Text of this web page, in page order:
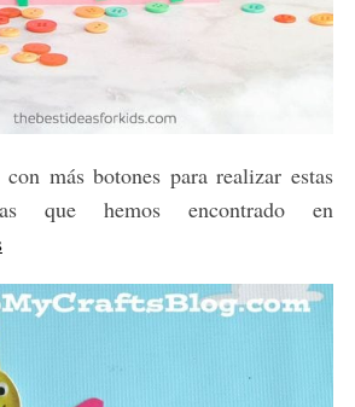
más botones para realizar estas
que hemos encontrado en